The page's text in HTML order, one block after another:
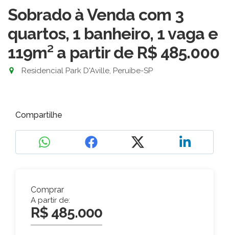
Sobrado à Venda com 3
quartos, 1 banheiro, 1 vaga e
119m² a partir de R$ 485.000
Residencial Park D'Aville, Peruíbe-SP
Compartilhe
Comprar
A partir de:
R$ 485.000